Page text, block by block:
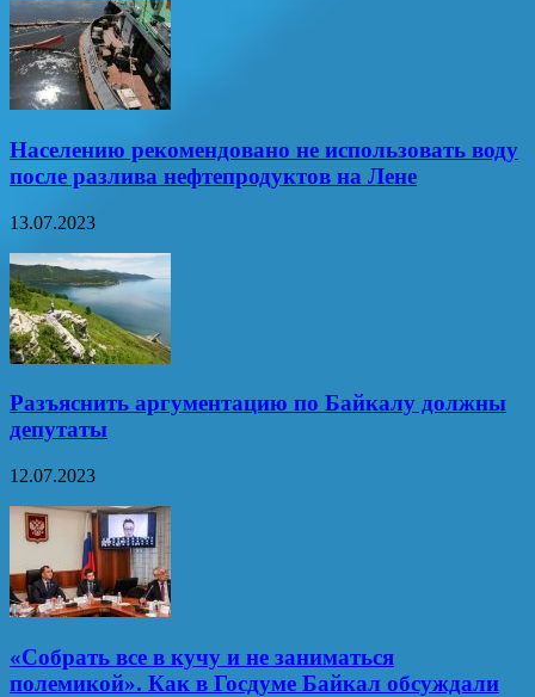
Населению рекомендовано не использовать воду
после разлива нефтепродуктов на Лене
13.07.2023
Разъяснить аргументацию по Байкалу должны
депутаты
12.07.2023
«Собрать все в кучу и не заниматься
полемикой». Как в Госдуме Байкал обсуждали